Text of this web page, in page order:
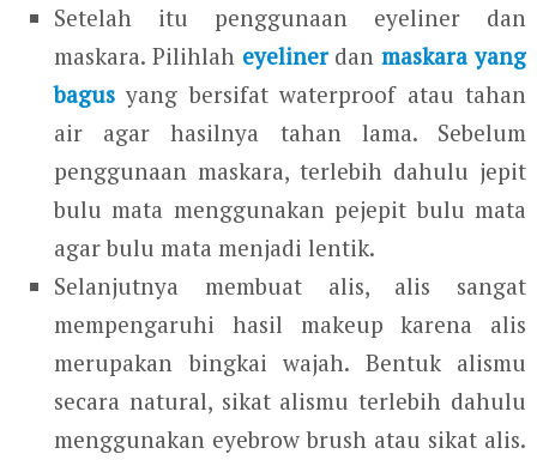
Setelah itu penggunaan eyeliner dan
maskara. Pilihlah eyelinerdanmaskara yang
bagus yang bersifat waterproof atau tahan
air agar hasilnya tahan lama. Sebelum
penggunaan maskara, terlebih dahulu jepit
bulu mata menggunakan pejepit bulu mata
agar bulu mata menjadi lentik.
Selanjutnya membuat alis, alis sangat
mempengaruhi hasil makeup karena alis
merupakan bingkai wajah. Bentuk alismu
secara natural, sikat alismu terlebih dahulu
menggunakan eyebrow brush atau sikat alis.